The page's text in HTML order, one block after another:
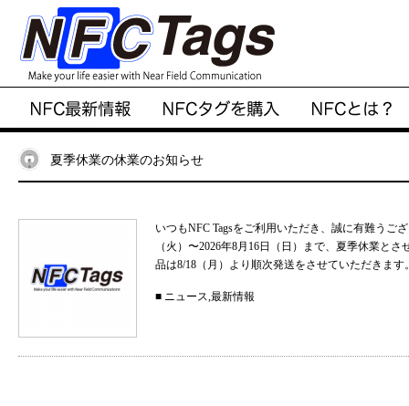
夏季休業の休業のお知らせ
いつもNFC Tagsをご利用いただき、誠に有難う
（火）〜2026年8月16日（日）まで、夏季休業と
品は8/18（月）より順次発送をさせていただきま
■ ニュース,最新情報